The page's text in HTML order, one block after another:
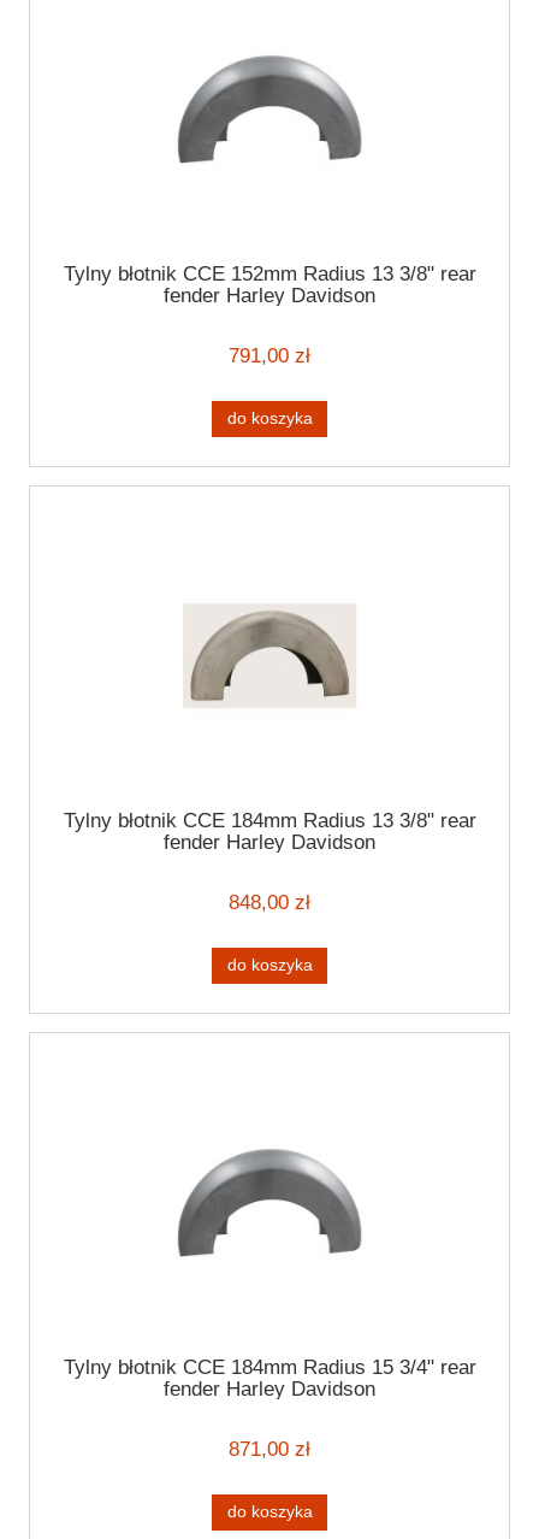
Tylny błotnik CCE 152mm Radius 13 3/8" rear
fender Harley Davidson
791,00 zł
do koszyka
Tylny błotnik CCE 184mm Radius 13 3/8" rear
fender Harley Davidson
848,00 zł
do koszyka
Tylny błotnik CCE 184mm Radius 15 3/4" rear
fender Harley Davidson
871,00 zł
do koszyka